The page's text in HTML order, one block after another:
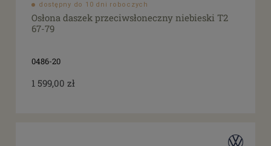
dostępny do 10 dni roboczych
Osłona daszek przeciwsłoneczny niebieski T2
67-79
0486-20
1 599,00 zł